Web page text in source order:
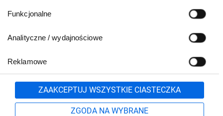
Funkcjonalne
Analityczne / wydajnościowe
Reklamowe
ZAAKCEPTUJ WSZYSTKIE CIASTECZKA
ZGODA NA WYBRANE